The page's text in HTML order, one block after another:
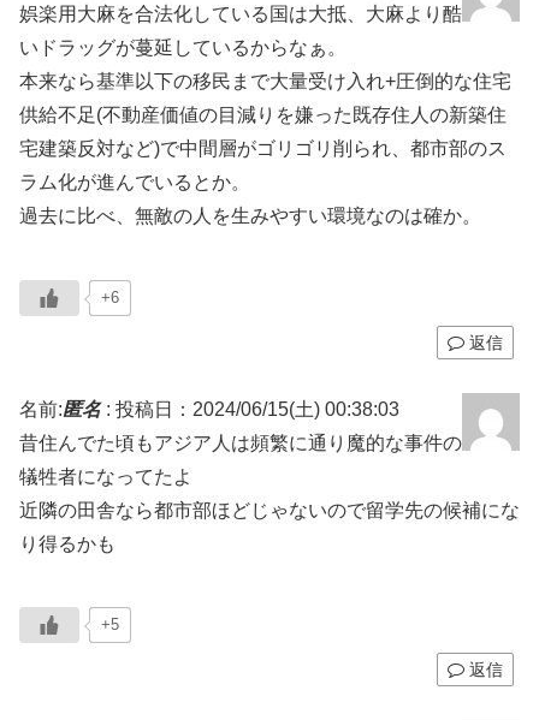
娯楽用大麻を合法化している国は大抵、大麻より酷
いドラッグが蔓延しているからなぁ。
本来なら基準以下の移民まで大量受け入れ+圧倒的な住宅
供給不足(不動産価値の目減りを嫌った既存住人の新築住
宅建築反対など)で中間層がゴリゴリ削られ、都市部のス
ラム化が進んでいるとか。
過去に比べ、無敵の人を生みやすい環境なのは確か。
+6
返信
名前:匿名: 投稿日：2024/06/15(土) 00:38:03
昔住んでた頃もアジア人は頻繁に通り魔的な事件の
犠牲者になってたよ
近隣の田舎なら都市部ほどじゃないので留学先の候補にな
り得るかも
+5
返信